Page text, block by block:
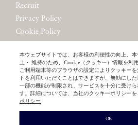
Recruit
Privacy Policy
Cookie Policy
Contact Us
本ウェブサイトでは、お客様の利便性の向上、本
上・ 維持のため、Cookie（クッキー）情報を利
ご利用端末等のブラウザの設定によりクッキー
トを利用いただくことはできますが、無効にし
一部の機能が制限され、サービスを十分に受け
す。詳細については、当社のクッキーポリシーを
ポリシー
OK